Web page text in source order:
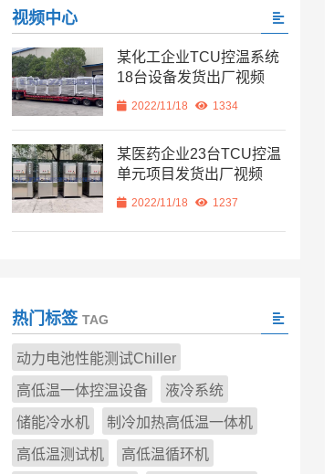
视频中心
某化工企业TCU控温系统
18台设备发货出厂视频
2022/11/18 1334
某医药企业23台TCU控温
单元项目发货出厂视频
2022/11/18 1237
热门标签 TAG
动力电池性能测试Chiller
高低温一体控温设备 液冷系统
储能冷水机 制冷加热高低温一体机
高低温测试机 高低温循环机